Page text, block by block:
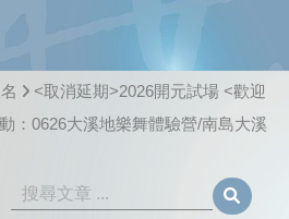
<取消延期>2026開元試場 <歡迎
：0626大溪地樂舞體驗營/南島大溪